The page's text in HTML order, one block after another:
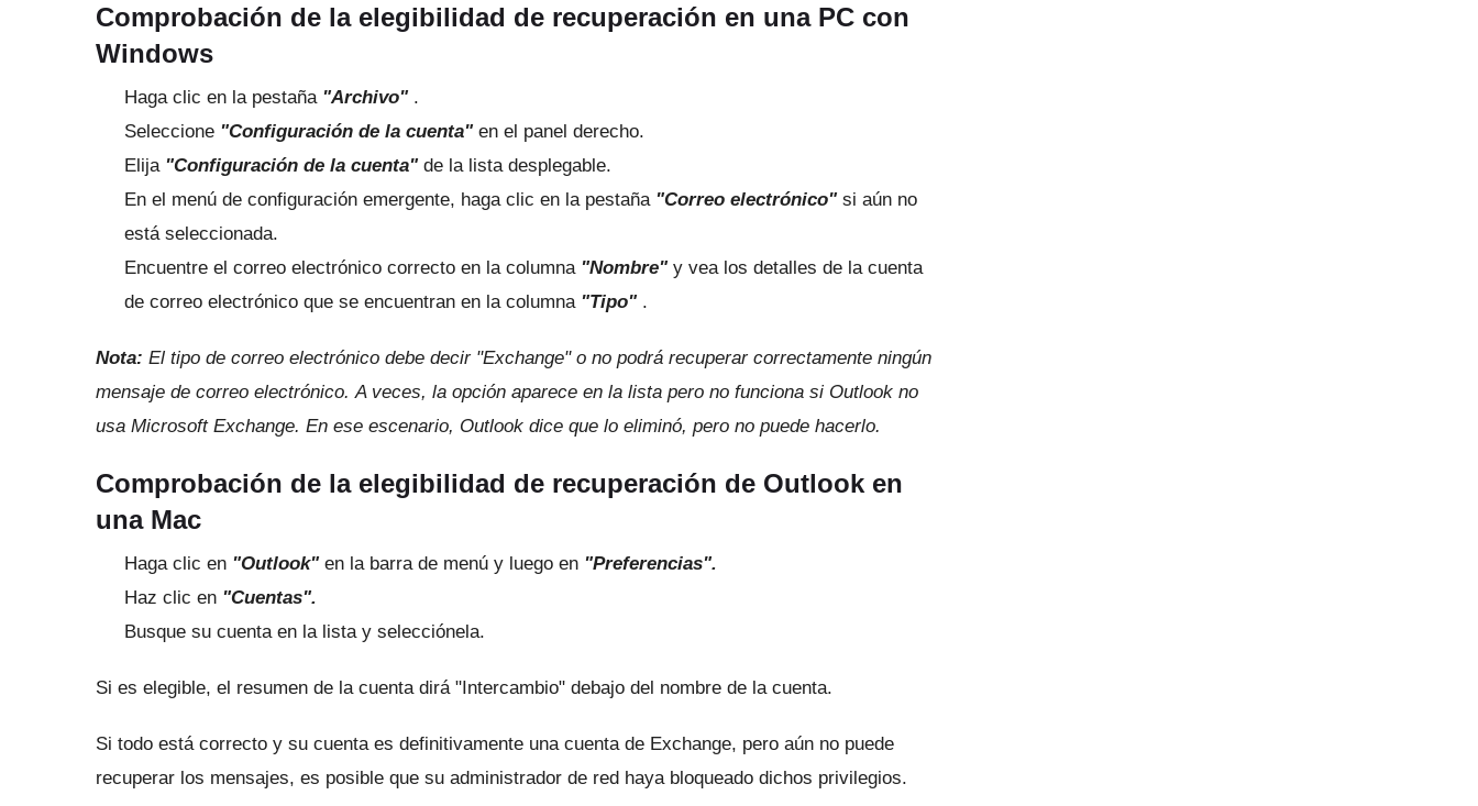
Comprobación de la elegibilidad de recuperación en una PC con
Windows
Haga clic en la pestaña "Archivo" .
Seleccione "Configuración de la cuenta" en el panel derecho.
Elija "Configuración de la cuenta" de la lista desplegable.
En el menú de configuración emergente, haga clic en la pestaña "Correo electrónico" si aún no
está seleccionada.
Encuentre el correo electrónico correcto en la columna "Nombre" y vea los detalles de la cuenta
de correo electrónico que se encuentran en la columna "Tipo" .
Nota: El tipo de correo electrónico debe decir "Exchange" o no podrá recuperar correctamente ningún
mensaje de correo electrónico. A veces, la opción aparece en la lista pero no funciona si Outlook no
usa Microsoft Exchange. En ese escenario, Outlook dice que lo eliminó, pero no puede hacerlo.
Comprobación de la elegibilidad de recuperación de Outlook en
una Mac
Haga clic en "Outlook" en la barra de menú y luego en "Preferencias".
Haz clic en "Cuentas".
Busque su cuenta en la lista y selecciónela.
Si es elegible, el resumen de la cuenta dirá "Intercambio" debajo del nombre de la cuenta.
Si todo está correcto y su cuenta es definitivamente una cuenta de Exchange, pero aún no puede
recuperar los mensajes, es posible que su administrador de red haya bloqueado dichos privilegios.